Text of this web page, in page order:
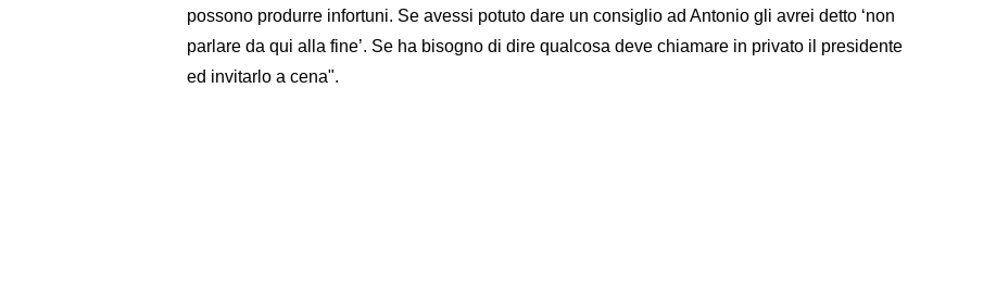
possono produrre infortuni. Se avessi potuto dare un consiglio ad Antonio gli avrei detto ‘non
parlare da qui alla fine’. Se ha bisogno di dire qualcosa deve chiamare in privato il presidente
ed invitarlo a cena".